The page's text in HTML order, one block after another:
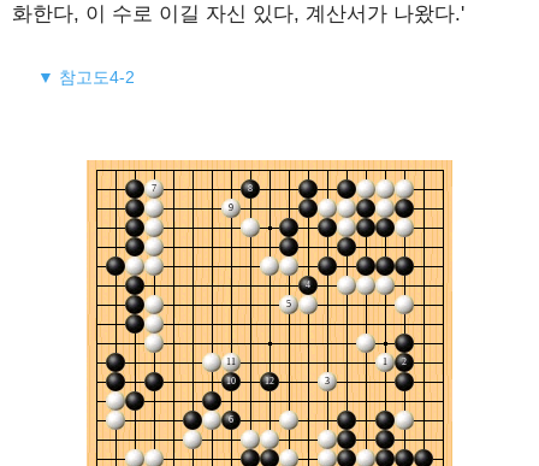
화한다, 이 수로 이길 자신 있다, 계산서가 나왔다.'
▼ 참고도4-2